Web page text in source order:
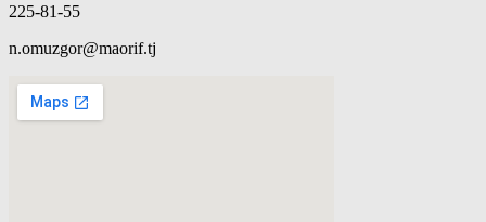
225-81-55
n.omuzgor@maorif.tj